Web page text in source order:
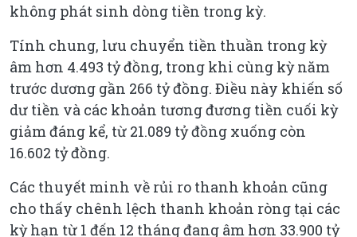
không phát sinh dòng tiền trong kỳ.
Tính chung, lưu chuyển tiền thuần trong kỳ
âm hơn 4.493 tỷ đồng, trong khi cùng kỳ năm
trước dương gần 266 tỷ đồng. Điều này khiến số
dư tiền và các khoản tương đương tiền cuối kỳ
giảm đáng kể, từ 21.089 tỷ đồng xuống còn
16.602 tỷ đồng.
Các thuyết minh về rủi ro thanh khoản cũng
cho thấy chênh lệch thanh khoản ròng tại các
kỳ hạn từ 1 đến 12 tháng đang âm hơn 33.900 tỷ